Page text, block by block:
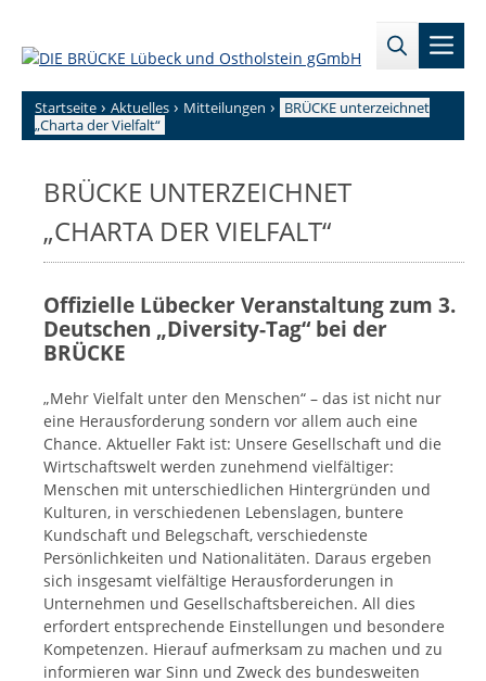
springen
→
Zur
Zum
Bereich
Startseite › Aktuelles › Mitteilungen › BRÜCKE unterzeichnet
„Charta der Vielfalt“
BRÜCKE UNTERZEICHNET
„CHARTA DER VIELFALT“
Offizielle Lübecker Veranstaltung zum 3.
Deutschen „Diversity-Tag“ bei der
BRÜCKE
„Mehr Vielfalt unter den Menschen“ – das ist nicht nur
eine Herausforderung sondern vor allem auch eine
Chance. Aktueller Fakt ist: Unsere Gesellschaft und die
Wirtschaftswelt werden zunehmend vielfältiger:
Menschen mit unterschiedlichen Hintergründen und
Kulturen, in verschiedenen Lebenslagen, buntere
Kundschaft und Belegschaft, verschiedenste
Persönlichkeiten und Nationalitäten. Daraus ergeben
sich insgesamt vielfältige Herausforderungen in
Unternehmen und Gesellschaftsbereichen. All dies
erfordert entsprechende Einstellungen und besondere
Kompetenzen. Hierauf aufmerksam zu machen und zu
informieren war Sinn und Zweck des bundesweiten